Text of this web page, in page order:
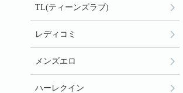
TL(ティーンズラブ)
レディコミ
メンズエロ
ハーレクイン